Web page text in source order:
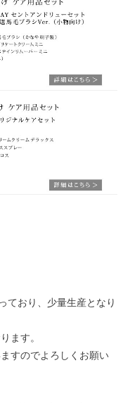
ており、少量生産となり
ます。
すのでよろしくお願い